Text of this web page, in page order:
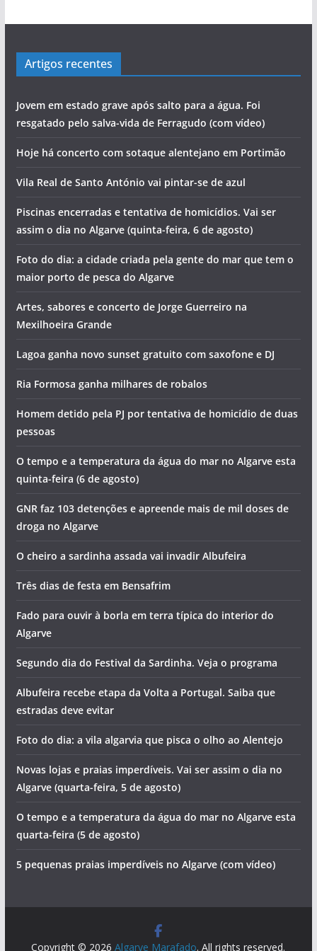
Artigos recentes
Jovem em estado grave após salto para a água. Foi
resgatado pelo salva-vida de Ferragudo (com vídeo)
Hoje há concerto com sotaque alentejano em Portimão
Vila Real de Santo António vai pintar-se de azul
Piscinas encerradas e tentativa de homicídios. Vai ser
assim o dia no Algarve (quinta-feira, 6 de agosto)
Foto do dia: a cidade criada pela gente do mar que tem o
maior porto de pesca do Algarve
Artes, sabores e concerto de Jorge Guerreiro na
Mexilhoeira Grande
Lagoa ganha novo sunset gratuito com saxofone e DJ
Ria Formosa ganha milhares de robalos
Homem detido pela PJ por tentativa de homicídio de duas
pessoas
O tempo e a temperatura da água do mar no Algarve esta
quinta-feira (6 de agosto)
GNR faz 103 detenções e apreende mais de mil doses de
droga no Algarve
O cheiro a sardinha assada vai invadir Albufeira
Três dias de festa em Bensafrim
Fado para ouvir à borla em terra típica do interior do
Algarve
Segundo dia do Festival da Sardinha. Veja o programa
Albufeira recebe etapa da Volta a Portugal. Saiba que
estradas deve evitar
Foto do dia: a vila algarvia que pisca o olho ao Alentejo
Novas lojas e praias imperdíveis. Vai ser assim o dia no
Algarve (quarta-feira, 5 de agosto)
O tempo e a temperatura da água do mar no Algarve esta
quarta-feira (5 de agosto)
5 pequenas praias imperdíveis no Algarve (com vídeo)
Copyright © 2026Algarve Marafado. All rights reserved.